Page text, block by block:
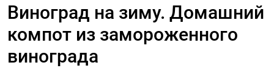
Виноград на зиму. Домашний
компот из замороженного
винограда